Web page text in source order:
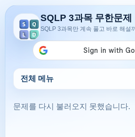
SQLP 3과목 무한문제
SQLP 3과목만 계속 풀고 바로 해설
전체 메뉴
문제를 다시 불러오지 못했습니다.